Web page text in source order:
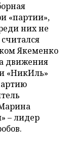
«партии»,
них не
Якеменко
движения
«НикИль»
– лидер